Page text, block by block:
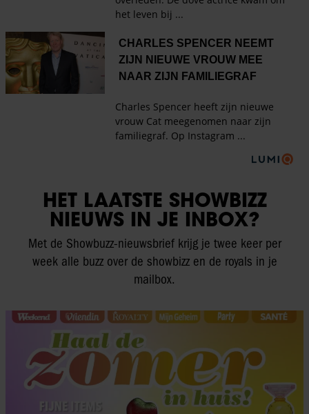
HET LAATSTE SHOWBIZZ
NIEUWS IN JE INBOX?
Met de Showbuzz-nieuwsbrief krijg je twee keer per
week alle buzz over de showbizz en de royals in je
mailbox.